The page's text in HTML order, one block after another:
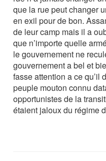
que la rue peut changer
en exil pour de bon.
de leur camp mais il a
que n’importe quelle
le gouvernement ne
gouvernement a bel et
fasse attention a ce qu’il
peuple mouton connu
opportunistes de la
étaient jaloux du régime